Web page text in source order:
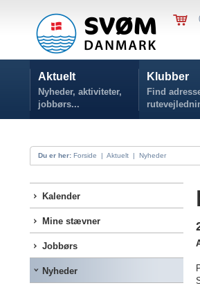
Aktuelt
Nyheder, aktiviteter,
jobbørs...
Klubber
Find
Du er her: Forside | Aktuelt | Nyheder
Kalender
Mine stævner
Jobbørs
Nyheder